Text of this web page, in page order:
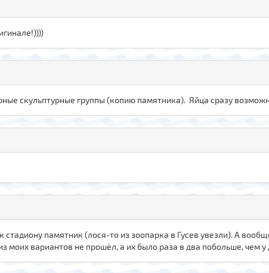
скульптурные группы (копию памятника). Яйца сразу
памятник (лося-то из зоопарка в Гусев увезли). А
моих вариантов не прошёл, а их было раза в два побольше, чем